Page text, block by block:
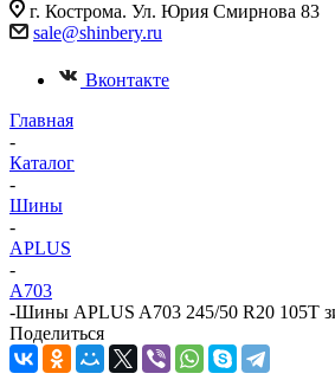
г. Кострома. Ул. Юрия Смирнова 83
sale@shinbery.ru
Вконтакте
Главная
-
Каталог
-
Шины
-
APLUS
-
A703
-Шины APLUS A703 245/50 R20 105T
Поделиться